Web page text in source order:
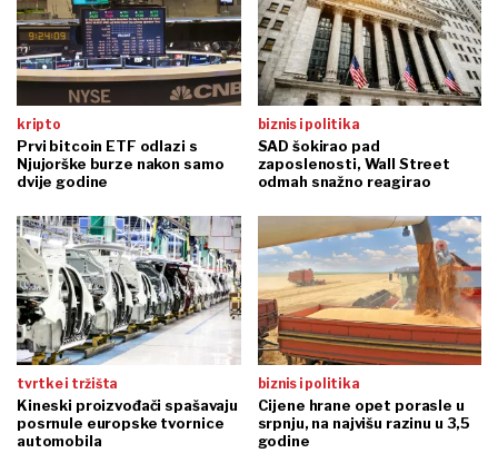
kripto
Prvi bitcoin ETF odlazi s
Njujorške burze nakon samo
dvije godine
biznis i politika
SAD šokirao pad
zaposlenosti, Wall Street
odmah snažno reagirao
tvrtke i tržišta
Kineski proizvođači spašavaju
posrnule europske tvornice
automobila
biznis i politika
Cijene hrane opet porasle u
srpnju, na najvišu razinu u 3,5
godine